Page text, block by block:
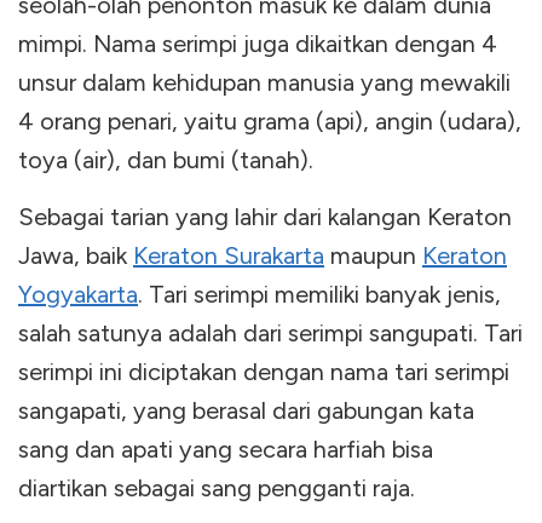
mimpi. Nama serimpi juga dikaitkan dengan 4
unsur dalam kehidupan manusia yang mewakili
4 orang penari, yaitu grama (api), angin (udara),
toya (air), dan bumi (tanah).
Sebagai tarian yang lahir dari kalangan Keraton
Jawa, baik Keraton Surakarta maupun Keraton
Yogyakarta. Tari serimpi memiliki banyak jenis,
salah satunya adalah dari serimpi sangupati. Tari
serimpi ini diciptakan dengan nama tari serimpi
sangapati, yang berasal dari gabungan kata
sang dan apati yang secara harfiah bisa
diartikan sebagai sang pengganti raja.